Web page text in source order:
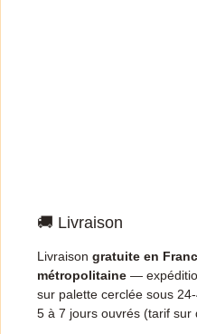
🚚 Livraison
Livraison gratuite en
métropolitaine —
sur palette cerclée sous 24-
5 à 7 jours ouvrés (tarif sur